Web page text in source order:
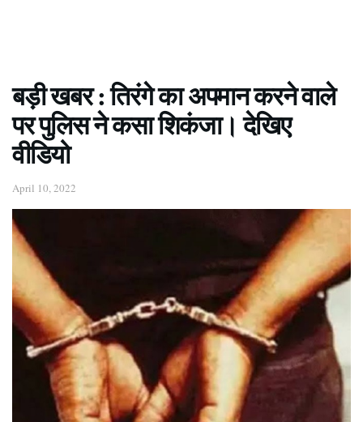
बड़ी खबर : तिरंगे का अपमान करने वाले
पर पुलिस ने कसा शिकंजा। देखिए
वीडियो
April 10, 2022